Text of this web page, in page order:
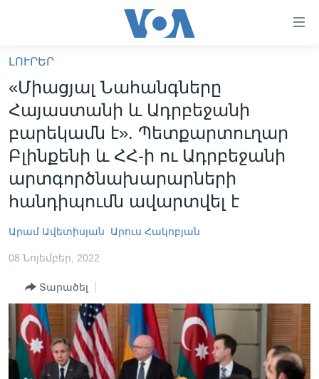
հիմնական
բովանդակությանը
անցնել
հիմնական
բովանդակությանը
հիմնական
բովանդակություն
ԼՈՒՐԵՐ
ՍՓՅՈՒՌՔ
ՏԵՍԱՆՅՈՒԹԵՐ
ՖԻԼՄԵՐ
ՖԻԼՄԵՐ
IN ENGLISH
ՄԵՐ ՄԱՍԻՆ
ՄԵՐ ՄԱՍԻՆ
«ԱՄԵՐԻԿԱՅԻ ՁԱՅՆ»-Ի ԿԱՆՈՆԱԴՐՈՒԹՅՈՒՆ
ԿԱՊ ՄԵԶ ՀԵՏ
ՈՒԿՐԱԻՆԱԿԱՆ ՊԱՏԵՐԱԶՄ
Learning English
ՀԵՏԵՒԵՔ ՄԵԶ
Լեզուներ
ԼՈՒՐԵՐ
«Միացյալ Նահանգները
Հայաստանի և Ադրբեջանի
բարեկամն է». Պետքարտուղար
Բլինքենի և ՀՀ-ի ու Ադրբեջանի
արտգործնախարարների
հանդիպումն ավարտվել է
Արամ Ավետիսյան Արուս Հակոբյան
08 Նոյեմբեր, 2022
Տարածել